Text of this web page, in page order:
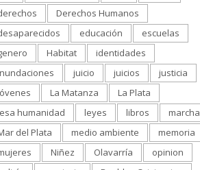
Derechos Humanos
educación
escuelas
Habitat
identidades
juicio juicios
justicia
La Matanza
La Plata
humanidad
leyes libros
marcha
del Plata
medio ambiente
memoria
Niñez Olavarría
opinion